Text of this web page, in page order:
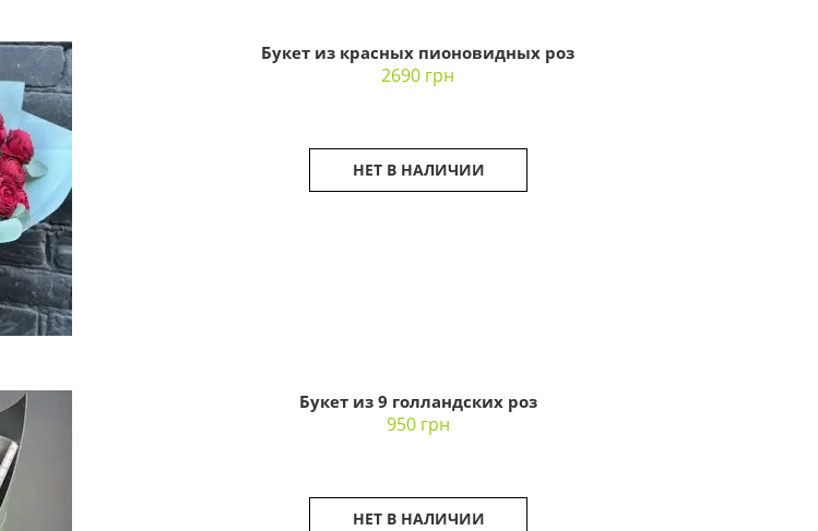
Букет из красных пионовидных роз
2690 грн
НЕТ В НАЛИЧИИ
Букет из 9 голландских роз
950 грн
НЕТ В НАЛИЧИИ